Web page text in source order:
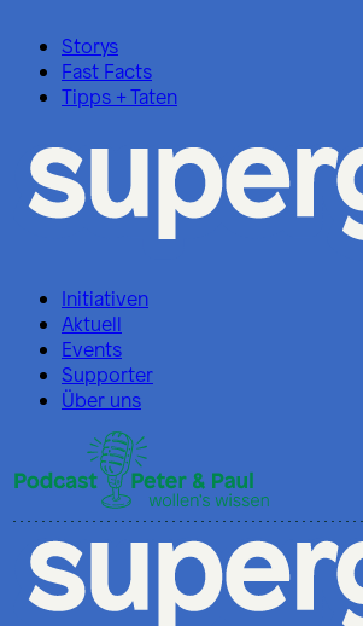
Storys
Fast Facts
Tipps + Taten
Initiativen
Aktuell
Events
Supporter
Über uns